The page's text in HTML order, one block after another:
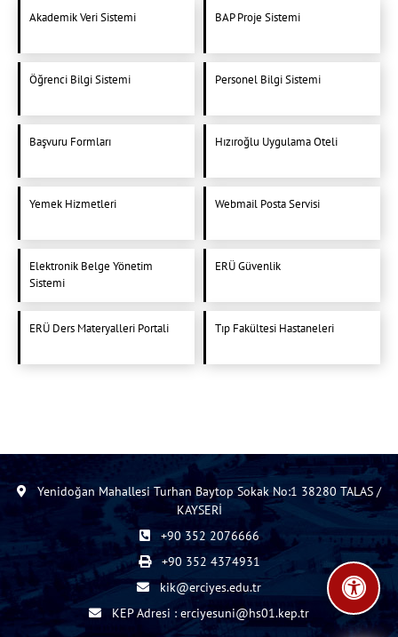
Akademik Veri Sistemi BAP Proje Sistemi
Öğrenci Bilgi Sistemi Personel Bilgi Sistemi
Başvuru Formları Hızıroğlu Uygulama Oteli
Yemek Hizmetleri Webmail Posta Servisi
Elektronik Belge Yönetim
Sistemi
ERÜ Güvenlik
ERÜ Ders Materyalleri Portali Tıp Fakültesi Hastaneleri
Yenidoğan Mahallesi Turhan Baytop Sokak No:1 38280 TALAS /
KAYSERİ
+90 352 2076666
+90 352 4374931
kik@erciyes.edu.tr
KEP Adresi : erciyesuni@hs01.kep.tr